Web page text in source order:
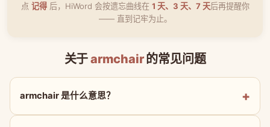
点 记得后，HiWord 会按遗忘曲线在 1 天、3 天、7 天后再提醒你
—— 直到记牢为止。
关于armchair的常见问题
armchair 是什么意思？